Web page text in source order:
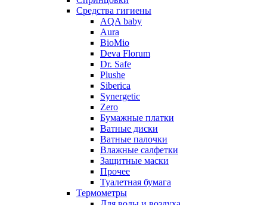
Средства гигиены
AQA baby
Aura
BioMio
Deva Florum
Dr. Safe
Plushe
Siberica
Synergetic
Zero
Бумажные платки
Ватные диски
Ватные палочки
Влажные салфетки
Защитные маски
Прочее
Туалетная бумага
Термометры